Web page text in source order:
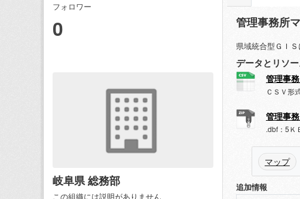
フォロワー
0
岐阜県 総務部
この組織には説明がありません
管理事務所
県域統合型ＧＩ
データとリソ
管理事
ＣＳＶ形
管理事
.dbf：5Ｋ
マップ
追加情報